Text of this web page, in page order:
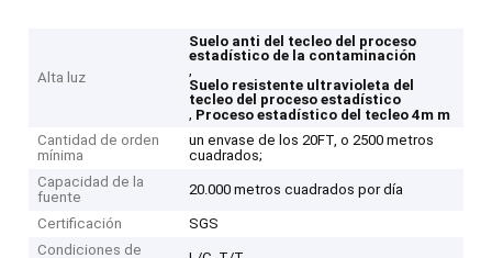
Alta luz
Suelo anti del tecleo del proceso
estadístico de la contaminación
,
Suelo resistente ultravioleta del
tecleo del proceso estadístico
, Proceso estadístico del tecleo 4m m
Cantidad de orden
mínima
un envase de los 20FT, o 2500 metros
cuadrados;
Capacidad de la
fuente
20.000 metros cuadrados por día
Certificación
SGS
Condiciones de